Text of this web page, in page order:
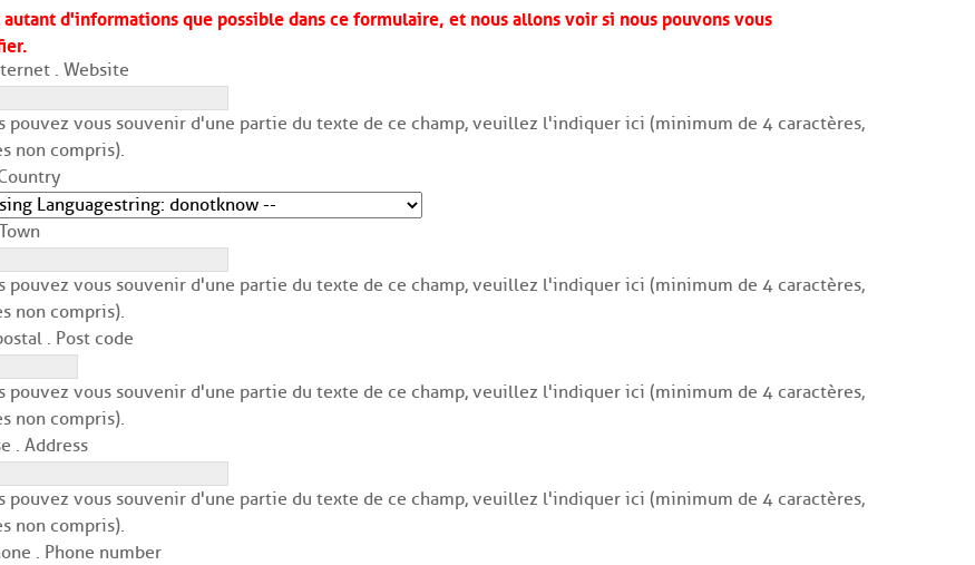
autant d'informations que possible dans ce formulaire, et nous allons voir si nous pouvons vous
. Website
pouvez vous souvenir d'une partie du texte de ce champ, veuillez l'indiquer ici (minimum de 4 caractères,
non compris).
pouvez vous souvenir d'une partie du texte de ce champ, veuillez l'indiquer ici (minimum de 4 caractères,
non compris).
. Post code
pouvez vous souvenir d'une partie du texte de ce champ, veuillez l'indiquer ici (minimum de 4 caractères,
non compris).
. Address
pouvez vous souvenir d'une partie du texte de ce champ, veuillez l'indiquer ici (minimum de 4 caractères,
non compris).
. Phone number